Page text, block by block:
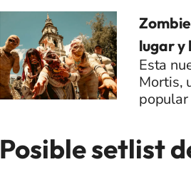
lugar y
Esta
Mortis,
popular
Posible setlist